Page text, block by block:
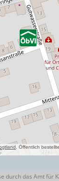
durch das Amt für